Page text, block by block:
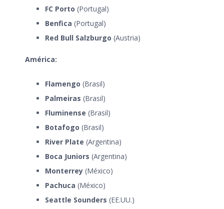
FC Porto (Portugal)
Benfica (Portugal)
Red Bull Salzburgo (Austria)
América:
Flamengo (Brasil)
Palmeiras (Brasil)
Fluminense (Brasil)
Botafogo (Brasil)
River Plate (Argentina)
Boca Juniors (Argentina)
Monterrey (México)
Pachuca (México)
Seattle Sounders (EE.UU.)